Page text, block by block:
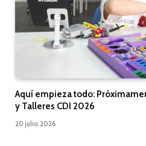
Aquí empieza todo:
y Talleres CDI 2026
20 julio, 2026